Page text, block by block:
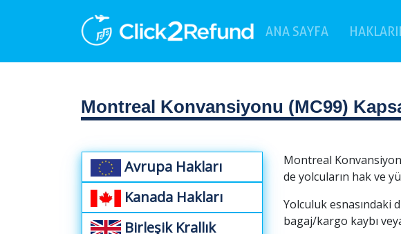
ANA SAYFA(current)
Montreal Konvansiyonu (MC99)
Avrupa Hakları
Kanada Hakları
Birleşik Krallık
Montreal
de yolcuların hak ve
Yolculuk esnasındaki
bagaj/kargo kaybı